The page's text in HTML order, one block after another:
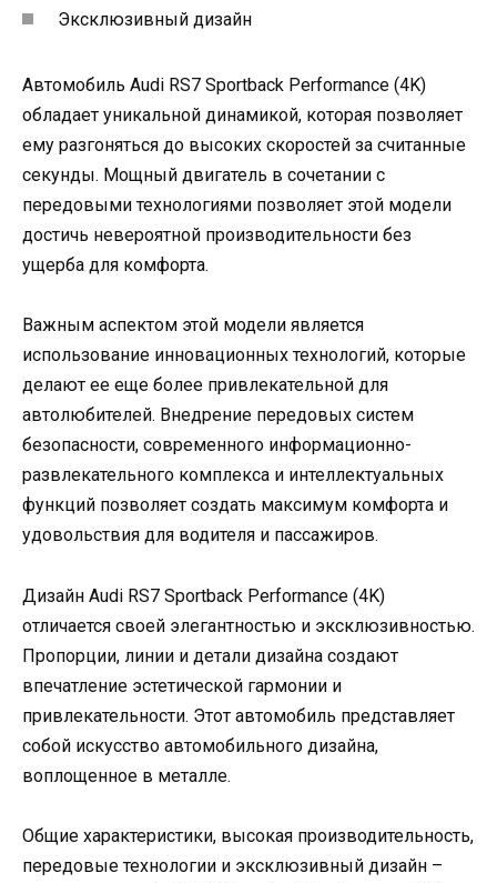
Эксклюзивный дизайн
Автомобиль Audi RS7 Sportback Performance (4K)
обладает уникальной динамикой, которая позволяет
ему разгоняться до высоких скоростей за считанные
секунды. Мощный двигатель в сочетании с
передовыми технологиями позволяет этой модели
достичь невероятной производительности без
ущерба для комфорта.
Важным аспектом этой модели является
использование инновационных технологий, которые
делают ее еще более привлекательной для
автолюбителей. Внедрение передовых систем
безопасности, современного информационно-
развлекательного комплекса и интеллектуальных
функций позволяет создать максимум комфорта и
удовольствия для водителя и пассажиров.
Дизайн Audi RS7 Sportback Performance (4K)
отличается своей элегантностью и эксклюзивностью.
Пропорции, линии и детали дизайна создают
впечатление эстетической гармонии и
привлекательности. Этот автомобиль представляет
собой искусство автомобильного дизайна,
воплощенное в металле.
Общие характеристики, высокая производительность,
передовые технологии и эксклюзивный дизайн –